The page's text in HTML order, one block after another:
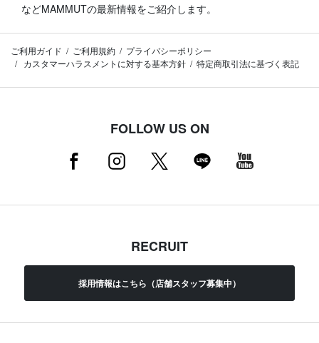
などMAMMUTの最新情報をご紹介します。
ご利用ガイド ご利用規約
プライバシーポリシー
カスタマーハラスメントに対する基本方針
特定商取引法に基づく表記
FOLLOW US ON
RECRUIT
採用情報はこちら（店舗スタッフ募集中）